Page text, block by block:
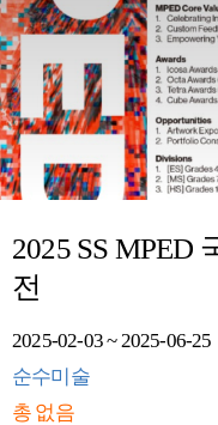
2025 SS MPED
전
2025-02-03 ~ 2025-06-25
순수미술
총 없음